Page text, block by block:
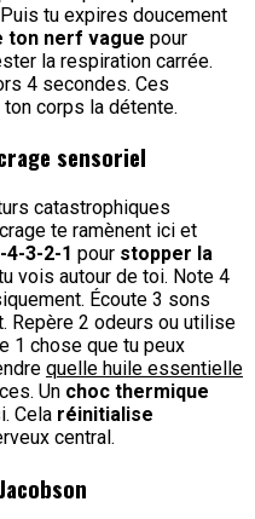
tu expires doucement
ton nerf vague pour
la respiration carrée.
4 secondes. Ces
corps la détente.
sensoriel
catastrophiques
te ramènent ici et
3-2-1 pour stopper la
vois autour de toi. Note 4
Écoute 3 sons
Repère 2 odeurs ou utilise
1 chose que tu peux
quelle huile essentielle
Un choc thermique
Cela réinitialise
central.